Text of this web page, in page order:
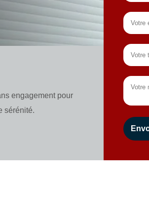
engagement pour
sérénité.